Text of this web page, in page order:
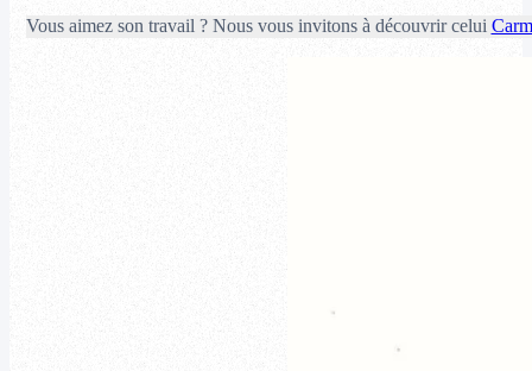
Vous aimez son travail ? Nous vous invitons à découvrir celui